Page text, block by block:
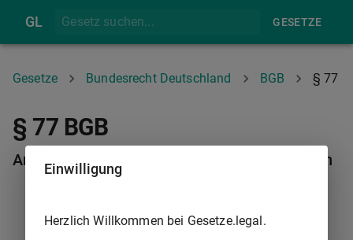
GL GESETZE
Gesetze Bundesrecht Deutschland BGB § 77
§ 77 BGB
Anmeldepflichtige und Form der Anmeldungen
Einwilligung
Herzlich Willkommen bei Gesetze.legal.